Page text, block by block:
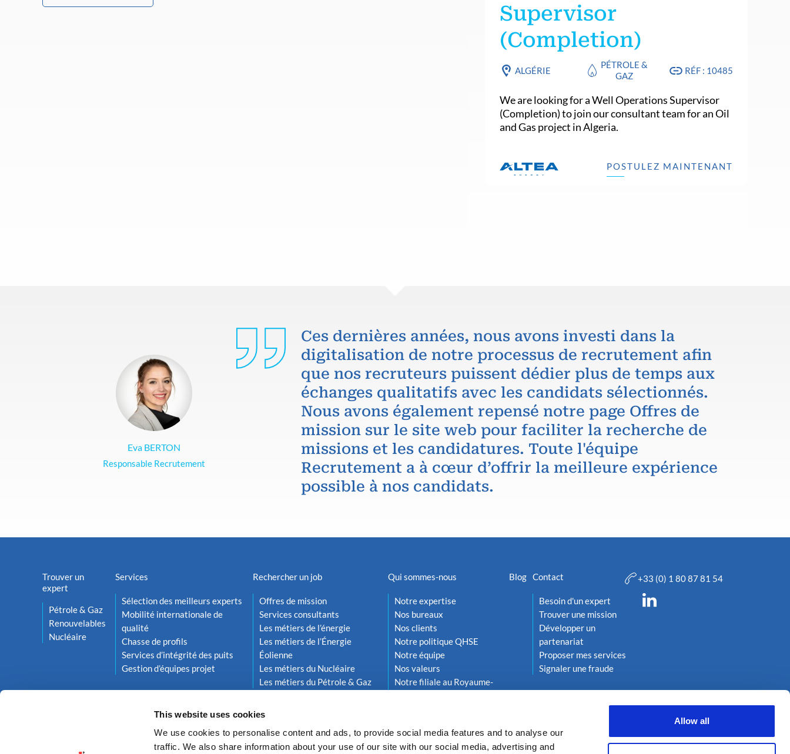
This website uses cookies
We use cookies to personalise content and ads, to provide social media features and to analyse our
traffic. We also share information about your use of our site with our social media, advertising and
Allow all
Supervisor
(Completion)
ALGÉRIE
PÉTROLE &
GAZ
RÉF : 10485
We are looking for a Well Operations Supervisor
(Completion) to join our consultant team for an Oil
and Gas project in Algeria.
POSTULEZ MAINTENANT
Eva BERTON
Responsable Recrutement
Ces dernières années, nous avons investi dans la
digitalisation de notre processus de recrutement afin
que nos recruteurs puissent dédier plus de temps aux
échanges qualitatifs avec les candidats sélectionnés.
Nous avons également repensé notre page Offres de
mission sur le site web pour faciliter la recherche de
missions et les candidatures. Toute l'équipe
Recrutement a à cœur d’offrir la meilleure expérience
possible à nos candidats.
Trouver un
expert
Pétrole & Gaz
Renouvelables
Nucléaire
Services
Sélection des meilleurs experts
Mobilité internationale de
qualité
Chasse de profils
Services d’intégrité des puits
Gestion d’équipes projet
Rechercher un job
Offres de mission
Services consultants
Les métiers de l’énergie
Les métiers de l’Énergie
Éolienne
Les métiers du Nucléaire
Les métiers du Pétrole & Gaz
Qui sommes-nous
Notre expertise
Nos bureaux
Nos clients
Notre politique QHSE
Notre équipe
Nos valeurs
Notre filiale au Royaume-
Blog Contact
Besoin d'un expert
Trouver une mission
Développer un
partenariat
Proposer mes services
Signaler une fraude
+33 (0) 1 80 87 81 54